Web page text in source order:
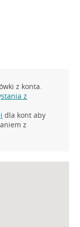
z konta.
z
dla kont aby
z